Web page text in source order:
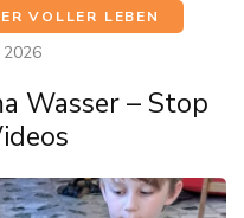
VOLLER LEBEN
2026
Wasser – Stop